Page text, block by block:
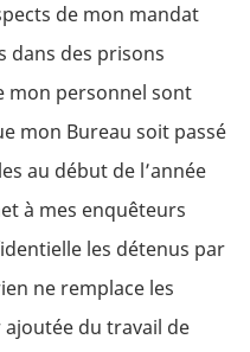
de mon mandat
dans des prisons
mon personnel sont
mon Bureau soit passé
au début de l’année
à mes enquêteurs
les détenus par
ne remplace les
ajoutée du travail de